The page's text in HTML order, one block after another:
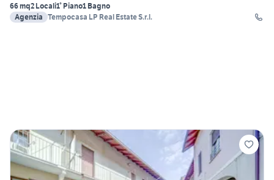
66 mq2 Locali1° Piano1 Bagno
Agenzia Tempocasa LP Real Estate S.r.l.